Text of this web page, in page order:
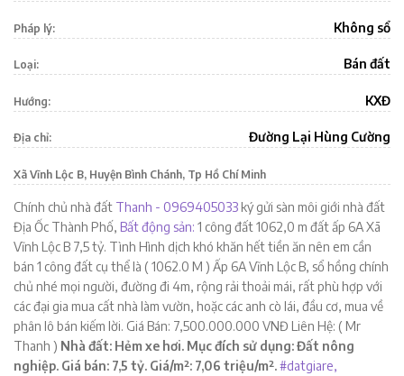
Pháp lý: Không sổ
Loại: Bán đất
Hướng: KXĐ
Địa chỉ: Đường Lại Hùng Cường
Xã Vĩnh Lộc B, Huyện Bình Chánh, Tp Hồ Chí Minh
Chính chủ nhà đất Thanh - 0969405033 ký gửi sàn môi giới nhà đất
Địa Ốc Thành Phố, Bất động sản: 1 công đất 1062,0 m đất ấp 6A Xã
Vĩnh Lộc B 7,5 tỷ. Tình Hình dịch khó khăn hết tiền ăn nên em cần
bán 1 công đất cụ thể là ( 1062.0 M ) Ấp 6A Vĩnh Lộc B, sổ hồng chính
chủ nhé mọi người, đường đi 4m, rộng rải thoải mái, rất phù hợp với
các đại gia mua cất nhà làm vườn, hoặc các anh cò lái, đầu cơ, mua về
phân lô bán kiếm lời. Giá Bán: 7,500.000.000 VNĐ Liên Hệ: ( Mr
Thanh ) Nhà đất: Hẻm xe hơi. Mục đích sử dụng: Đất nông
nghiệp. Giá bán: 7,5 tỷ. Giá/m²: 7,06 triệu/m².#datgiare,